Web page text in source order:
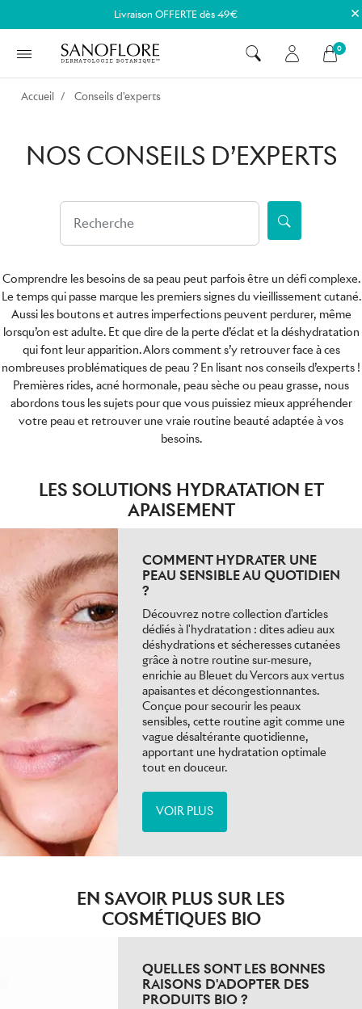
Livraison OFFERTE dès 49€ ×
0
Accueil Conseils d'experts
NOS CONSEILS D’EXPERTS
Comprendre les besoins de sa peau peut parfois être un défi complexe.
Le temps qui passe marque les premiers signes du vieillissement cutané.
Aussi les boutons et autres imperfections peuvent perdurer, même
lorsqu’on est adulte. Et que dire de la perte d’éclat et la déshydratation
qui font leur apparition. Alors comment s’y retrouver face à ces
nombreuses problématiques de peau ? En lisant nos conseils d’experts !
Premières rides, acné hormonale, peau sèche ou peau grasse, nous
abordons tous les sujets pour que vous puissiez mieux appréhender
votre peau et retrouver une vraie routine beauté adaptée à vos
besoins.
LES SOLUTIONS HYDRATATION ET
APAISEMENT
COMMENT HYDRATER UNE
PEAU SENSIBLE AU QUOTIDIEN
?
Découvrez notre collection d'articles
dédiés à l'hydratation : dites adieu aux
déshydrations et sécheresses cutanées
grâce à notre routine sur-mesure,
enrichie au Bleuet du Vercors aux vertus
apaisantes et décongestionnantes.
Conçue pour secourir les peaux
sensibles, cette routine agit comme une
vague désaltérante quotidienne,
apportant une hydratation optimale
tout en douceur.
VOIR PLUS
EN SAVOIR PLUS SUR LES
COSMÉTIQUES BIO
QUELLES SONT LES BONNES
RAISONS D'ADOPTER DES
PRODUITS BIO ?